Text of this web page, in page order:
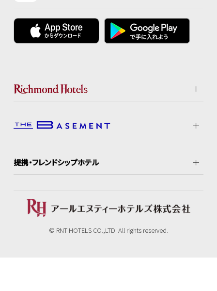
提携・フレンドシップホテル
© RNT HOTELS CO.,LTD. All rights reserved.